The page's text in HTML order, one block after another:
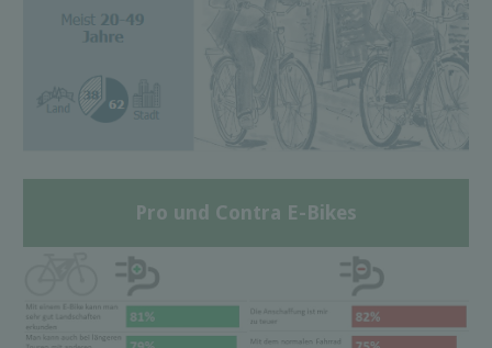
Pro und Contra E-Bikes